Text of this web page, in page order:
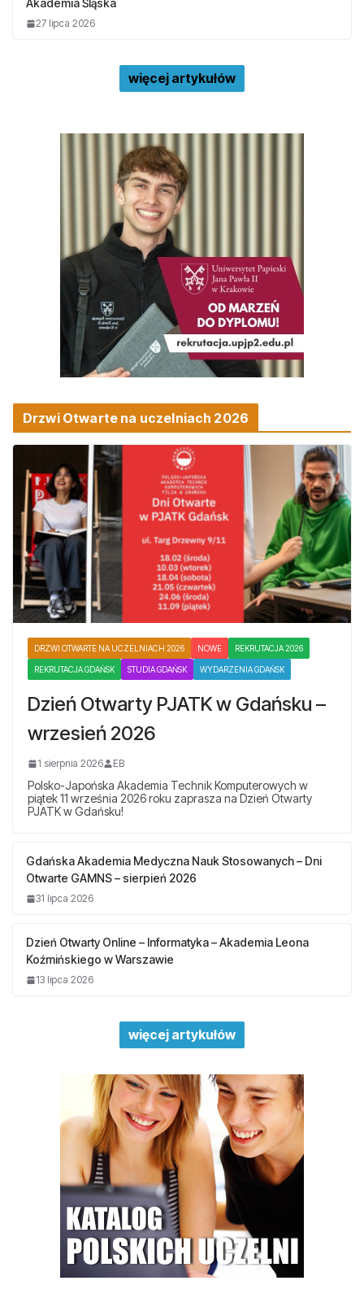
Akademia Śląska
27 lipca 2026
więcej artykułów
Drzwi Otwarte na uczelniach 2026
DRZWI OTWARTE NA UCZELNIACH 2026 NOWE REKRUTACJA 2026
REKRUTACJA GDAŃSK STUDIA GDAŃSK WYDARZENIA GDAŃSK
Dzień Otwarty PJATK w Gdańsku –
wrzesień 2026
1 sierpnia 2026 EB
Polsko-Japońska Akademia Technik Komputerowych w
piątek 11 września 2026 roku zaprasza na Dzień Otwarty
PJATK w Gdańsku!
Gdańska Akademia Medyczna Nauk Stosowanych – Dni
Otwarte GAMNS – sierpień 2026
31 lipca 2026
Dzień Otwarty Online – Informatyka – Akademia Leona
Koźmińskiego w Warszawie
13 lipca 2026
więcej artykułów